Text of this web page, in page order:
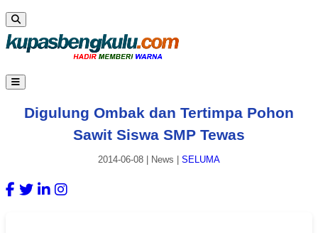
Digulung Ombak dan Tertimpa Pohon
Sawit Siswa SMP Tewas
2014-06-08 News SELUMA